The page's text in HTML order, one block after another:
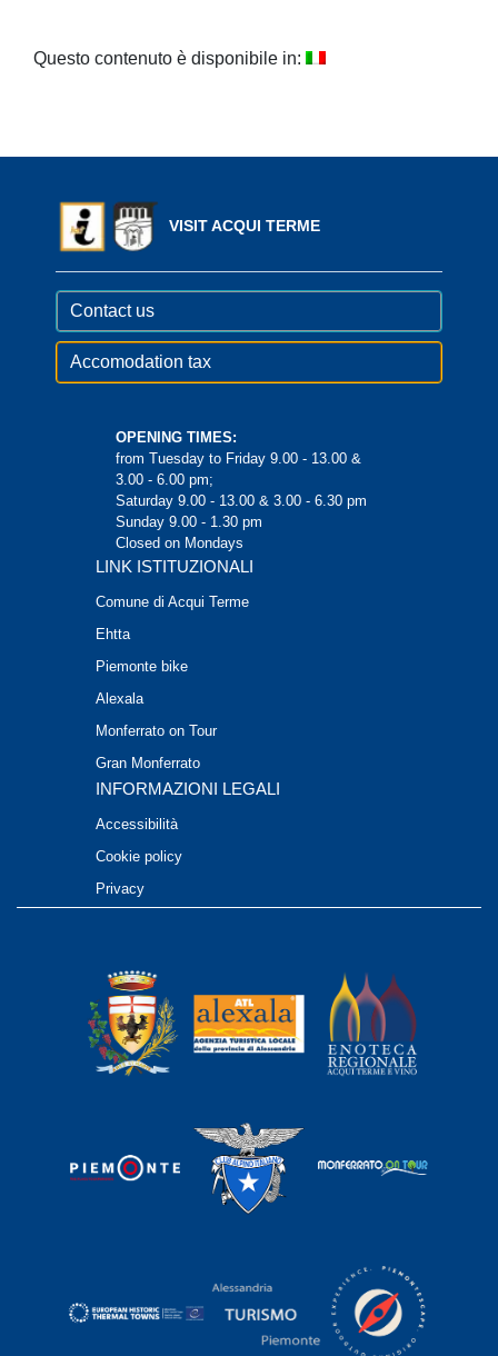
Questo contenuto è disponibile in:
VISIT ACQUI TERME
Contact us
Accomodation tax
OPENING TIMES:
from Tuesday to Friday 9.00 - 13.00 &
3.00 - 6.00 pm;
Saturday 9.00 - 13.00 & 3.00 - 6.30 pm
Sunday 9.00 - 1.30 pm
Closed on Mondays
LINK ISTITUZIONALI
Comune di Acqui Terme
Ehtta
Piemonte bike
Alexala
Monferrato on Tour
Gran Monferrato
INFORMAZIONI LEGALI
Accessibilità
Cookie policy
Privacy